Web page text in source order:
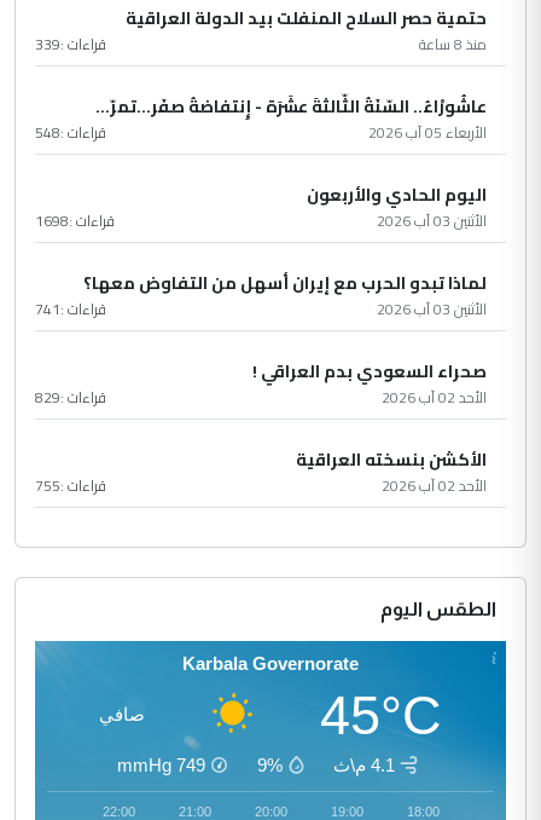
حتمية حصر السلاح المنفلت بيد الدولة العراقية
منذ 8 ساعة قراءات :339
عاشُورْاءُ.. السّنَةُ الثّالثةَ عشَرَة - إِنتفاضةُ صفَر…تمرّ...
الأربعاء 05 آب 2026 قراءات :548
اليوم الحادي والأربعون
الأثنين 03 آب 2026 قراءات :1698
لماذا تبدو الحرب مع إيران أسهل من التفاوض معها؟
الأثنين 03 آب 2026 قراءات :741
صحراء السعودي بدم العراقي !
الأحد 02 آب 2026 قراءات :829
الأكشن بنسخته العراقية
الأحد 02 آب 2026 قراءات :755
الطقس اليوم
Karbala Governorate
45°C صافي
4.1 م\ث 9%
749
mmHg
18:00
19:00
20:00
21:00
22:00